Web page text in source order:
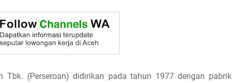
Tbk. (Perseroan) didirikan pada tahun 1977 dengan pabrik